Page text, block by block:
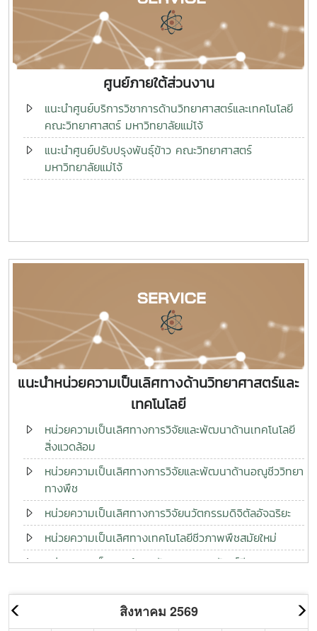
ศูนย์ภายใต้ส่วนงาน
แนะนำศูนย์บริการวิชาการด้านวิทยาศาสตร์และเทคโนโลยี
คณะวิทยาศาสตร์ มหาวิทยาลัยแม่โจ้
แนะนำศูนย์ปรับปรุงพันธุ์ข้าว คณะวิทยาศาสตร์
มหาวิทยาลัยแม่โจ้
แนะนำหน่วยความเป็นเลิศทางด้านวิทยาศาสตร์และ
เทคโนโลยี
หน่วยความเป็นเลิศทางการวิจัยและพัฒนาด้านเทคโนโลยี
สิ่งแวดล้อม
หน่วยความเป็นเลิศทางการวิจัยและพัฒนาด้านอณูชีววิทยา
ทางพืช
หน่วยความเป็นเลิศทางการวิจัยนวัตกรรมดิจิตัลอัจฉริยะ
หน่วยความเป็นเลิศทางเทคโนโลยีชีวภาพพืชสมัยใหม่
หน่วยความเป็นเลิศด้านนวัตกรรมผลติภัณฑ์ชีวภาพและพิษ